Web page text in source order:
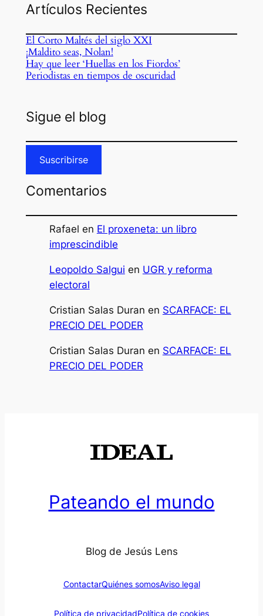
Artículos Recientes
El Corto Maltés del siglo XXI
¡Maldito seas, Nolan!
Hay que leer ‘Huellas en los Fiordos’
Periodistas en tiempos de oscuridad
Sigue el blog
Suscribirse
Comentarios
Rafael en El proxeneta: un libro
imprescindible
Leopoldo Salgui en UGR y reforma
electoral
Cristian Salas Duran en SCARFACE: EL
PRECIO DEL PODER
Cristian Salas Duran en SCARFACE: EL
PRECIO DEL PODER
Pateando el mundo
Blog de Jesús Lens
ContactarQuiénes somosAviso legal
Política de privacidadPolítica de cookies